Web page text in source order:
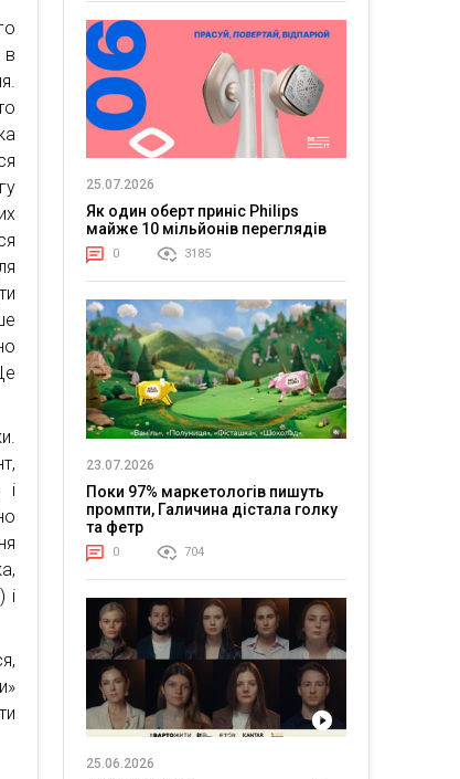
в
і
і
25.07.2026
Як один оберт приніс Philips
майже 10 мільйонів переглядів
0 3185
23.07.2026
Поки 97% маркетологів пишуть
промпти, Галичина дістала голку
та фетр
0 704
25.06.2026